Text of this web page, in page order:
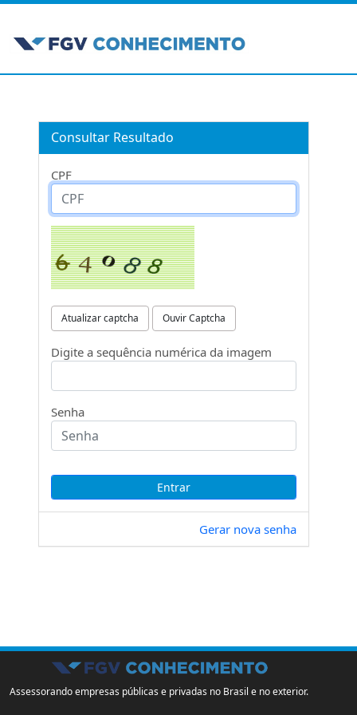
Consultar Resultado
CPF
Atualizar captcha Ouvir Captcha
Digite a sequência numérica da imagem
Senha
Gerar nova senha
Assessorando empresas públicas e privadas no Brasil e no exterior.